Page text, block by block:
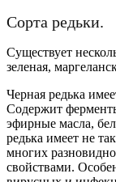
Сорта редьки.
Существует
зеленая,
Черная редька
Содержит
эфирные масла,
редька имеет не
многих
свойствами.